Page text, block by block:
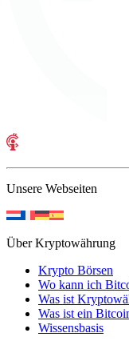
Unsere Webseiten
Über Kryptowährung
Krypto Börsen
Wo kann ich
Was ist
Was ist ein
Wissensbasis